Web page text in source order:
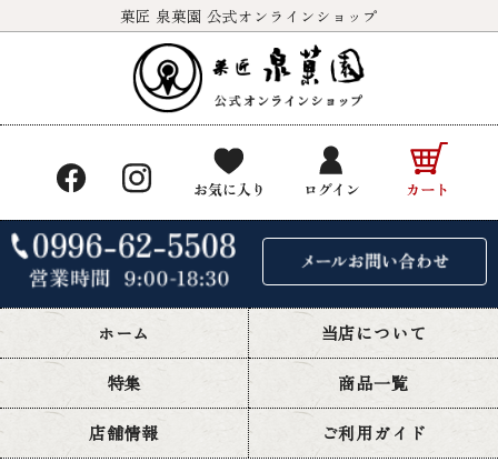
菓匠 泉菓園 公式オンラインショップ
ホーム 当店について
特集 商品一覧
店舗情報 ご利用ガイド